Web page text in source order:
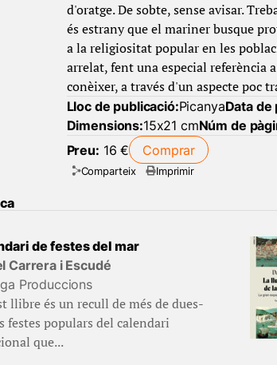
d'oratge. De sobte, sense avisar.
és estrany que el mariner busque
a la religiositat popular en les
arrelat, fent una especial referència
conèixer, a través d'un aspecte poc
Lloc de publicació:PicanyaData de
Dimensions:15x21 cmNúm de
Preu: 16 € Comprar
Comparteix Imprimir
de festes del mar
Carrera i Escudé
Produccions
llibre és un recull de més de dues-
festes populars del calendari
que...